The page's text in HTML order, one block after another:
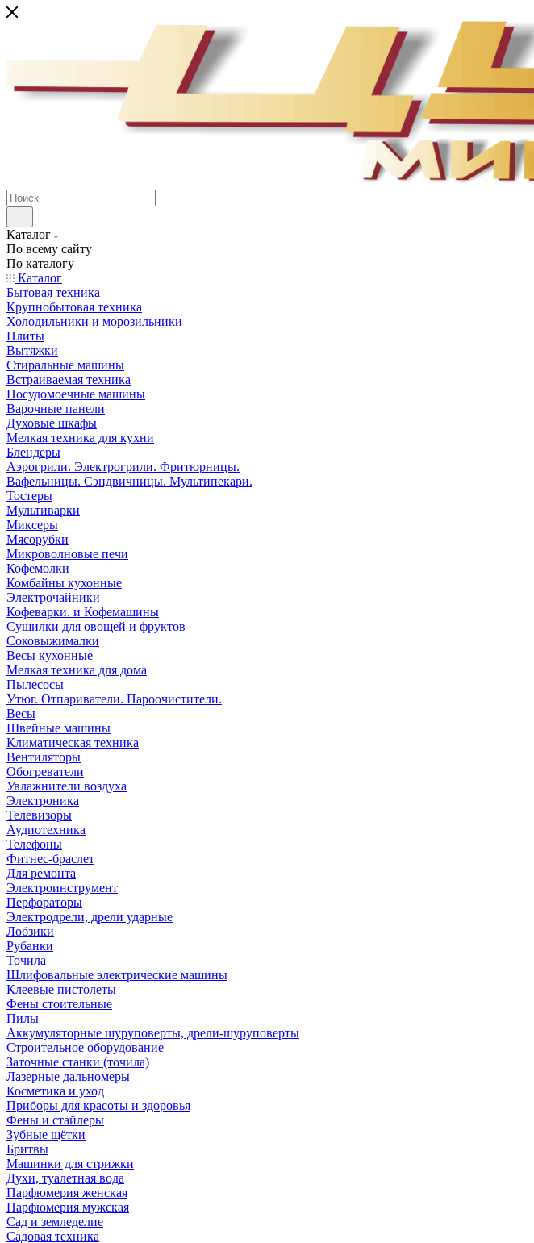
Каталог
По всему сайту
По каталогу
Каталог
Бытовая техника
Крупнобытовая техника
Холодильники и морозильники
Плиты
Вытяжки
Стиральные машины
Встраиваемая техника
Посудомоечные машины
Варочные панели
Духовые шкафы
Мелкая техника для кухни
Блендеры
Аэрогрили. Электрогрили. Фритюрницы.
Вафельницы. Сэндвичницы. Мультипекари.
Тостеры
Мультиварки
Миксеры
Мясорубки
Микроволновые печи
Кофемолки
Комбайны кухонные
Электрочайники
Кофеварки. и Кофемашины
Сушилки для овощей и фруктов
Соковыжималки
Весы кухонные
Мелкая техника для дома
Пылесосы
Утюг. Отпариватели. Пароочистители.
Весы
Швейные машины
Климатическая техника
Вентиляторы
Обогреватели
Увлажнители воздуха
Электроника
Телевизоры
Аудиотехника
Телефоны
Фитнес-браслет
Для ремонта
Электроинструмент
Перфораторы
Электродрели, дрели ударные
Лобзики
Рубанки
Точила
Шлифовальные электрические машины
Клеевые пистолеты
Фены стоительные
Пилы
Аккумуляторные шуруповерты, дрели-шуруповерты
Строительное оборудование
Заточные станки (точила)
Лазерные дальномеры
Косметика и уход
Приборы для красоты и здоровья
Фены и стайлеры
Зубные щётки
Бритвы
Машинки для стрижки
Духи, туалетная вода
Парфюмерия женская
Парфюмерия мужская
Сад и земледелие
Садовая техника